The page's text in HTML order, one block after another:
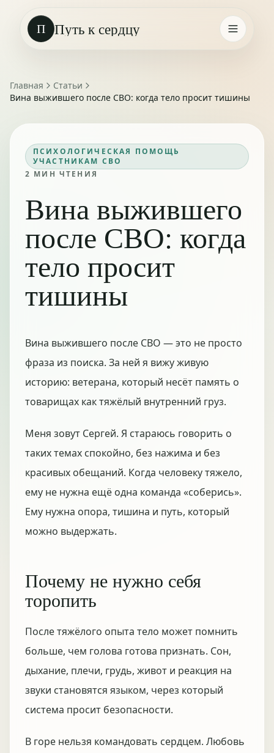
П Путь к сердцу
Главная
Статьи
Вина выжившего после СВО: когда тело просит тишины
ПСИХОЛОГИЧЕСКАЯ ПОМОЩЬ
УЧАСТНИКАМ СВО
2 МИН ЧТЕНИЯ
Вина выжившего
после СВО: когда
тело просит
тишины
Вина выжившего после СВО — это не просто
фраза из поиска. За ней я вижу живую
историю: ветерана, который несёт память о
товарищах как тяжёлый внутренний груз.
Меня зовут Сергей. Я стараюсь говорить о
таких темах спокойно, без нажима и без
красивых обещаний. Когда человеку тяжело,
ему не нужна ещё одна команда «соберись».
Ему нужна опора, тишина и путь, который
можно выдержать.
Почему не нужно себя
торопить
После тяжёлого опыта тело может помнить
больше, чем голова готова признать. Сон,
дыхание, плечи, грудь, живот и реакция на
звуки становятся языком, через который
система просит безопасности.
В горе нельзя командовать сердцем. Любовь